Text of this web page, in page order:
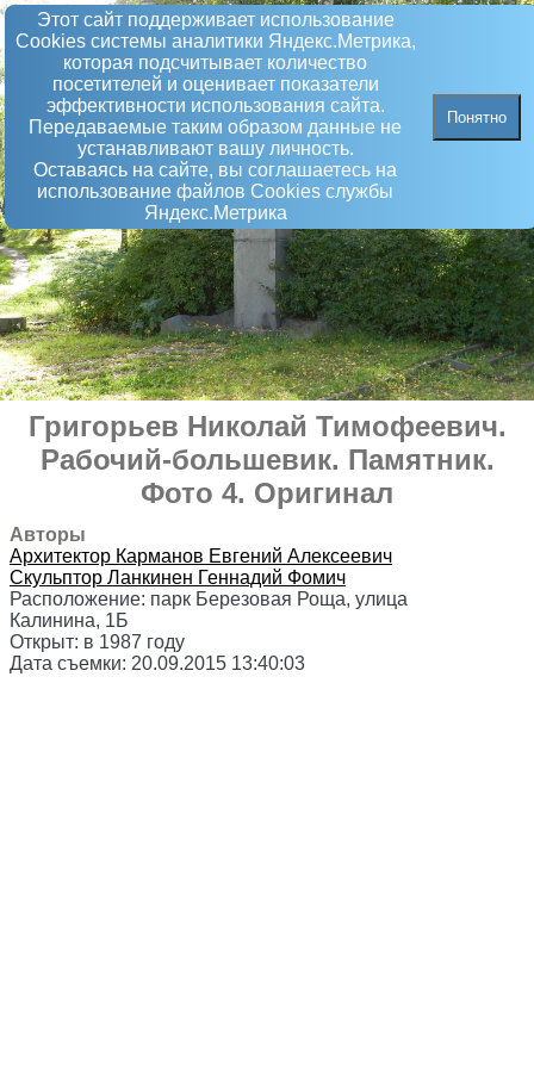
Этот сайт поддерживает использование
Сookies системы аналитики Яндекс.Метрика,
которая подсчитывает количество
посетителей и оценивает показатели
эффективности использования сайта.
Передаваемые таким образом данные не
устанавливают вашу личность.
Оставаясь на сайте, вы соглашаетесь на
использование файлов Сookies службы
Яндекс.Метрика
Понятно
Григорьев Николай Тимофеевич.
Рабочий-большевик. Памятник.
Фото 4. Оригинал
Авторы
Архитектор Карманов Евгений Алексеевич
Скульптор Ланкинен Геннадий Фомич
Расположение: парк Березовая Роща, улица
Калинина, 1Б
Открыт: в 1987 году
Дата съемки: 20.09.2015 13:40:03